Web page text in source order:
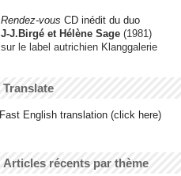
Rendez-vous CD inédit du duo
J-J.Birgé et Hélène Sage (1981)
sur le label autrichien Klanggalerie
Translate
Fast English translation (click here)
Articles récents par thème